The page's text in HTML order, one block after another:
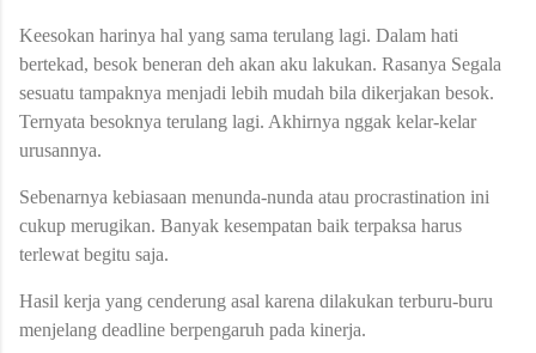
Keesokan harinya hal yang sama terulang lagi. Dalam hati
bertekad, besok beneran deh akan aku lakukan. Rasanya Segala
sesuatu tampaknya menjadi lebih mudah bila dikerjakan besok.
Ternyata besoknya terulang lagi. Akhirnya nggak kelar-kelar
urusannya.
Sebenarnya kebiasaan menunda-nunda atau procrastination ini
cukup merugikan. Banyak kesempatan baik terpaksa harus
terlewat begitu saja.
Hasil kerja yang cenderung asal karena dilakukan terburu-buru
menjelang deadline berpengaruh pada kinerja.